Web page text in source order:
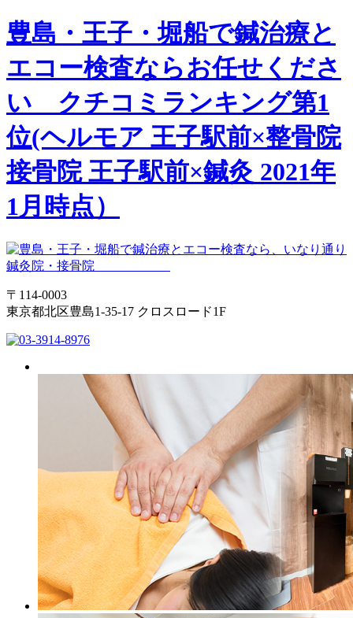
豊島・王子・堀船で鍼治療と
エコー検査ならお任せくださ
い クチコミランキング第1
位(ヘルモア 王子駅前×整骨院
接骨院 王子駅前×鍼灸 2021年
1月時点）
〒114-0003
東京都北区豊島1-35-17 クロスロード1F